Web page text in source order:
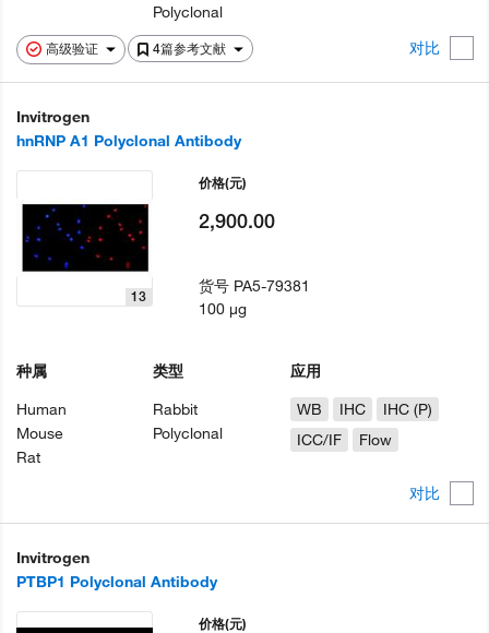
高级验证 4篇参考文献 对比
Polyclonal
Invitrogen
hnRNP A1 Polyclonal Antibody
对比
13
种属
Human
Mouse
Rat
类型
Rabbit
Polyclonal
应用
WB
IHC
IHC (P)
ICC/IF
Flow
价格(元)
2,900.00
货号 PA5-79381
100 µg
Invitrogen
PTBP1 Polyclonal Antibody
价格(元)